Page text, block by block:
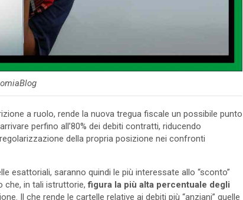
a ruolo, rende la nuova tregua fiscale un possibile punto
perfino all’80% dei debiti contratti, riducendo
della propria posizione nei confronti
esattoriali, saranno quindi le più interessate allo “sconto”
che, in tali istruttorie,figura la più alta percentuale degli
Il che rende le cartelle relative ai debiti più “anziani” quelle